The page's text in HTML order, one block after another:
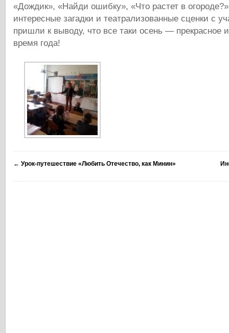
«Дождик», «Найди ошибку», «Что растет в
интересные загадки и театрализованные сценки с
пришли к выводу, что все таки осень — прекрасное
время года!
← Урок-путешествие «Любить Отечество, как Минин»